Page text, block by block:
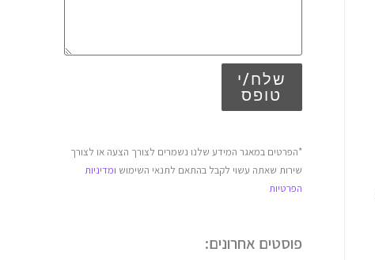
שלח/י
טופס
*הפרטים במאגר המידע שלנו נשמרים לצורך הצעה או לצורך
שירות שאתה עשוי לקבל בהתאם לתנאי השימוש ומדיניות
הפרטיות
פוסטים אחרונים: